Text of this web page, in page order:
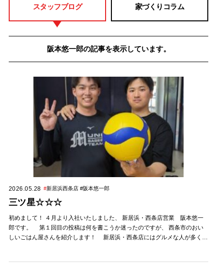
スタッフブログ 家づくりコラム
阪本悠一郎の記事を表示しています。
2026.05.28 #新居浜西条店 #阪本悠一郎
三ツ星☆☆☆
初めまして！ ４月より入社いたしました、 新居浜・西条店営業 阪本悠一
郎です。 第１回目の投稿は何を書こうか迷ったのですが、 西条市のおい
しいごはん屋さんを紹介します！ 新居浜・西条店にはグルメな人が多くて